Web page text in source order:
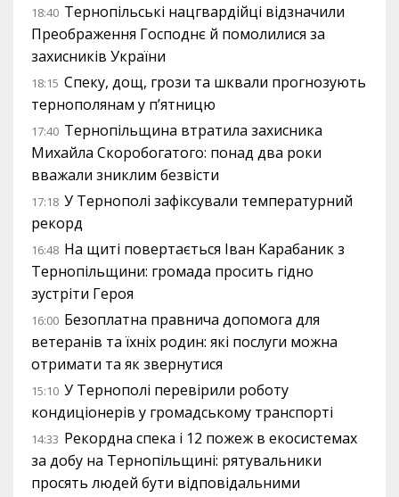
18:40 Тернопільські нацгвардійці відзначили
Преображення Господнє й помолилися за
захисників України
18:15 Спеку, дощ, грози та шквали прогнозують
тернополянам у п’ятницю
17:40 Тернопільщина втратила захисника
Михайла Скоробогатого: понад два роки
вважали зниклим безвісти
17:18 У Тернополі зафіксували температурний
рекорд
16:48 На щиті повертається Іван Карабаник з
Тернопільщини: громада просить гідно
зустріти Героя
16:00 Безоплатна правнича допомога для
ветеранів та їхніх родин: які послуги можна
отримати та як звернутися
15:10 У Тернополі перевірили роботу
кондиціонерів у громадському транспорті
14:33 Рекордна спека і 12 пожеж в екосистемах
за добу на Тернопільщині: рятувальники
просять людей бути відповідальними